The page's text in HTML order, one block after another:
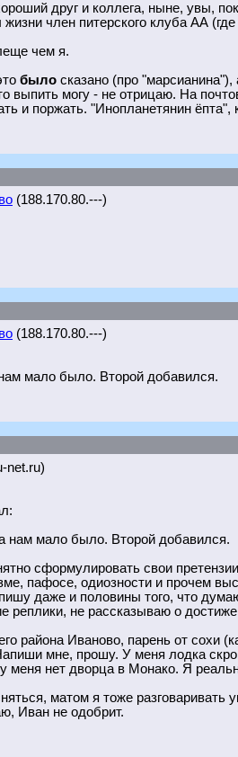
друг и коллега, ныне, увы,
член питерского клуба АА
чем я.
было сказано (про "марсианина"),
выпить могу - не отрицаю. На
и поржать. "Инопланетянин ёпта",
(188.170.80.---)
(188.170.80.---)
мало было. Второй добавился.
net.ru)
нам мало было. Второй добавился.
сформулировать свои
пафосе, одиозности и прочем
даже и половины того, что
реплики, не рассказываю о
района Иваново, парень от сохи
мне, прошу. У меня лодка
меня нет дворца в Монако. Я
матом я тоже
Иван не одобрит.